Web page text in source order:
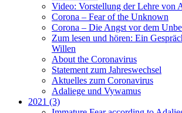
Video: Vorstellung der Lehre von
Corona – Fear of the Unknown
Corona – Die Angst vor dem
Zum lesen und hören: Ein
Willen
About the Coronavirus
Statement zum Jahreswechsel
Aktuelles zum Coronavirus
Adaliege und Vywamus
2021 (3)